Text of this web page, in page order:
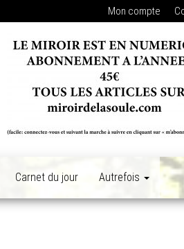
Mon compte
Carnet du jour Autrefois